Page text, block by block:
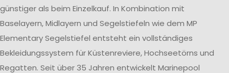
günstiger als beim Einzelkauf. In Kombination mit
Baselayern, Midlayern und Segelstiefeln wie dem MP
Elementary Segelstiefel entsteht ein vollständiges
Bekleidungssystem für Küstenreviere, Hochseetörns und
Regatten. Seit über 35 Jahren entwickelt Marinepool